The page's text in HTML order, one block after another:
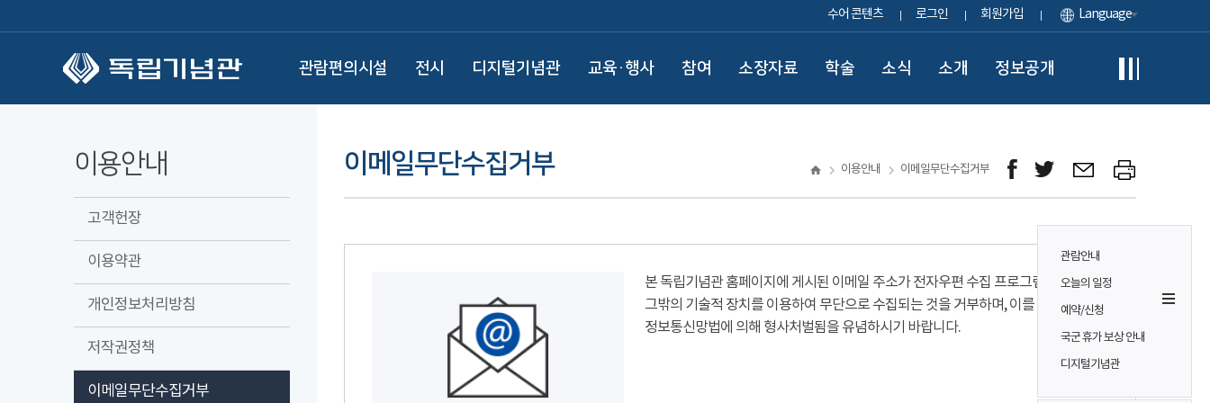
수어 콘텐츠 로그인 회원가입 Language
관람편의시설 전시 디지털기념관 교육·행사 참여 소장자료 학술 소식 소개 정보공개
관람안내
오늘의 일정
예약/신청
국군 휴가 보상 안내
디지털기념관
이용안내
고객헌장
이용약관
개인정보처리방침
저작권정책
이메일무단수집거부
이메일무단수집거부 이용안내 이메일무단수집거부
본 독립기념관 홈페이지에 게시된 이메일 주소가 전자우편 수집 프로그램이나
그밖의 기술적 장치를 이용하여 무단으로 수집되는 것을 거부하며, 이를 위반시
정보통신망법에 의해 형사처벌됨을 유념하시기 바랍니다.